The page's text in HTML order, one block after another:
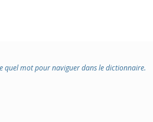
quel mot pour naviguer dans le dictionnaire.